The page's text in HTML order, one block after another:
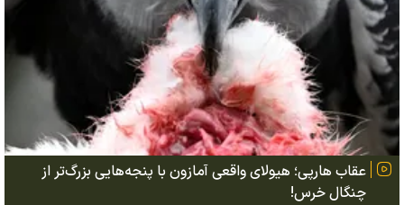
عقاب هارپی؛ هیولای واقعی آمازون با پنجه‌هایی بزرگ‌تر از
چنگال خرس!